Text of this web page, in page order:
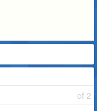
of 2